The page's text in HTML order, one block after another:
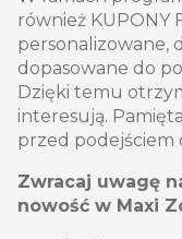
również KUPONY
personalizowane,
dopasowane do
Dzięki temu
interesują.
przed podejściem
Zwracaj uwagę
nowość w Maxi